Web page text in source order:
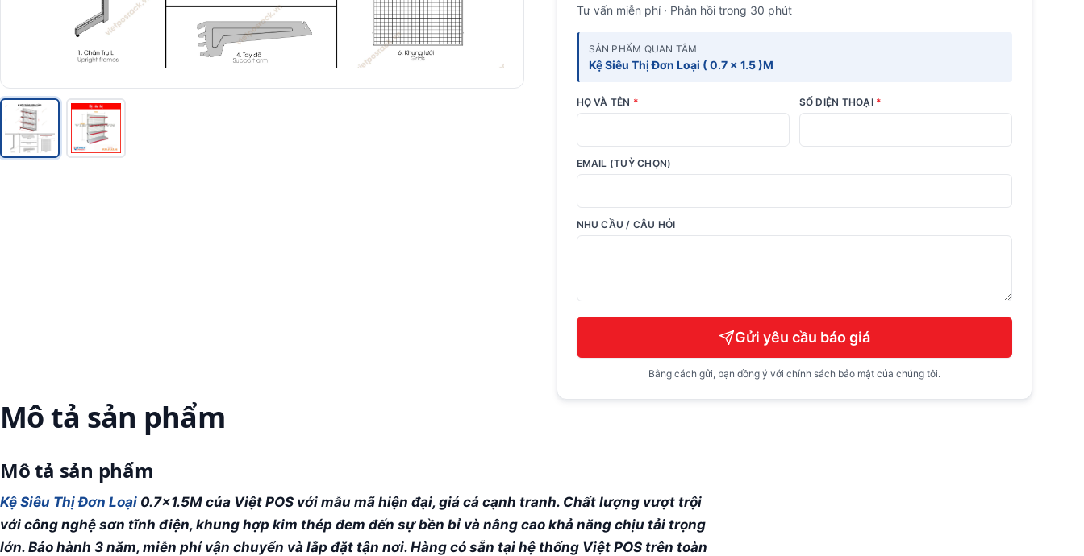
Tư vấn miễn phí · Phản hồi trong 30 phút
SẢN PHẨM QUAN TÂM
Kệ Siêu Thị Đơn Loại ( 0.7 x 1.5 )M
HỌ VÀ TÊN * SỐ ĐIỆN THOẠI *
EMAIL (TUỲ CHỌN)
NHU CẦU / CÂU HỎI
Gửi yêu cầu báo giá
Bằng cách gửi, bạn đồng ý với chính sách bảo mật của chúng tôi.
Mô tả sản phẩm
Mô tả sản phẩm
Kệ Siêu Thị Đơn Loại 0.7x1.5M của Việt POS với mẫu mã hiện đại, giá cả cạnh tranh. Chất lượng vượt trội
với công nghệ sơn tĩnh điện, khung hợp kim thép đem đến sự bền bỉ và nâng cao khả năng chịu tải trọng
lớn. Bảo hành 3 năm, miễn phí vận chuyển và lắp đặt tận nơi. Hàng có sẵn tại hệ thống Việt POS trên toàn